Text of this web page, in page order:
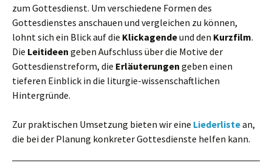
zum Gottesdienst. Um verschiedene Formen des
Gottesdienstes anschauen und vergleichen zu können,
lohnt sich ein Blick auf die Klickagendeund den Kurzfilm.
Die Leitideen geben Aufschluss über die Motive der
Gottesdienstreform, die Erläuterungen geben einen
tieferen Einblick in die liturgie-wissenschaftlichen
Hintergründe.
Zur praktischen Umsetzung bieten wir eine Liederlistean,
die bei der Planung konkreter Gottesdienste helfen kann.